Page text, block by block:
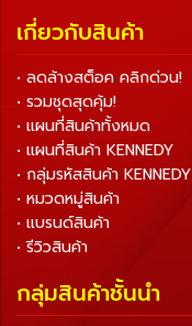
เกี่ยวกับสินค้า
• ลดล้างสต็อค คลิกด่วน!
• รวมชุดสุดคุ้ม!
• แผนที่สินค้าทั้งหมด
• แผนที่สินค้า KENNEDY
• กลุ่มรหัสสินค้า KENNEDY
• หมวดหมู่สินค้า
• แบรนด์สินค้า
• รีวิวสินค้า
กลุ่มสินค้าชั้นนำ